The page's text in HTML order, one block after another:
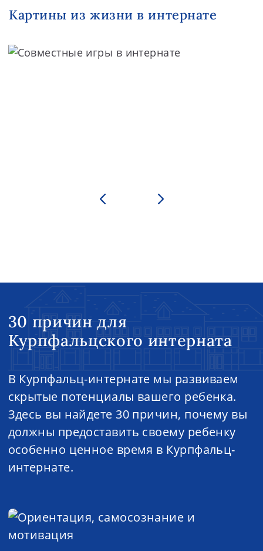
Картины из жизни в интернате
30 причин для
Курпфальцского интерната
В Курпфальц-интернате мы развиваем
скрытые потенциалы вашего ребенка.
Здесь вы найдете 30 причин, почему вы
должны предоставить своему ребенку
особенно ценное время в Курпфальц-
интернате.